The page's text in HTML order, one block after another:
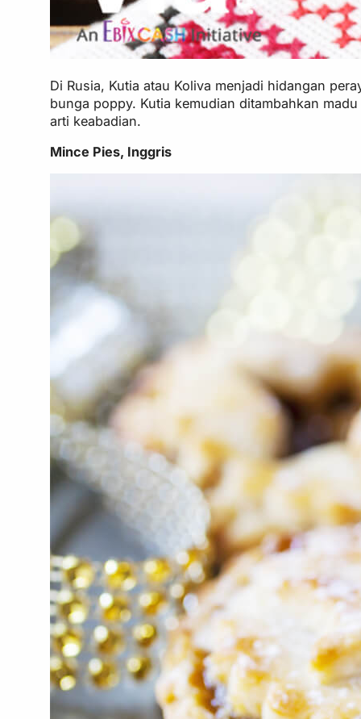
Di Rusia, Kutia atau Koliva menjadi hidangan
bunga poppy. Kutia kemudian ditambahkan
arti keabadian.
Mince Pies, Inggris